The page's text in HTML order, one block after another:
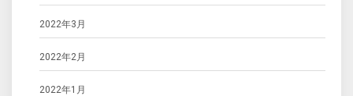
2022年3月
2022年2月
2022年1月